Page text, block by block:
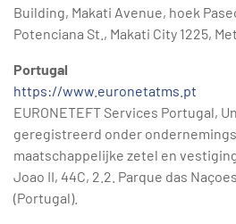
Building, Makati Avenue, hoek
Potenciana St., Makati City 1225,
Portugal
https://www.euronetatms.pt
EURONETEFT Services Portugal,
geregistreerd onder
maatschappelijke zetel en
Joao II, 44C, 2.2. Parque das
(Portugal).